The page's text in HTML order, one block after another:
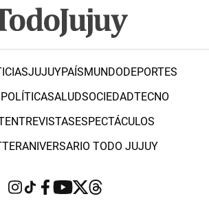
JUJUYPAÍSMUNDODEPORTES
POLÍTICASALUDSOCIEDADTECNO
ENTREVISTASESPECTÁCULOS
ANIVERSARIO TODO JUJUY